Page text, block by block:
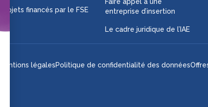
Projets financés par le FSE
entreprise d’insertion
Le cadre juridique de l’IAE
Mentions légalesPolitique de confidentialité des données